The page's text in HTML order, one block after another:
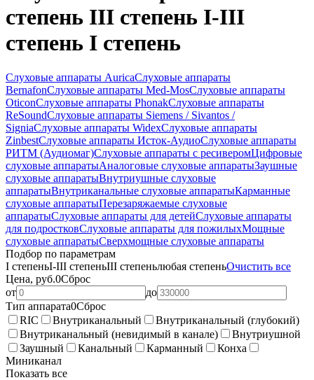
степень III степень I-III
степень I степень
Слуховые аппараты AuricaСлуховые аппараты
BernafonСлуховые аппараты Med-MosСлуховые аппараты
OticonСлуховые аппараты PhonakСлуховые аппараты
ReSoundСлуховые аппараты Siemens / Sivantos /
SigniaСлуховые аппараты WidexСлуховые аппараты
ZinbestСлуховые аппараты Исток-АудиоСлуховые аппараты
РИТМ (Аудиомаг)Слуховые аппараты с ресиверомЦифровые
слуховые аппаратыАналоговые слуховые аппаратыЗаушные
слуховые аппаратыВнутриушные слуховые
аппаратыВнутриканальные слуховые аппаратыКарманные
слуховые аппаратыПерезаряжаемые слуховые
аппаратыСлуховые аппараты для детейСлуховые аппараты
для подростковСлуховые аппараты для пожилыхМощные
слуховые аппаратыСверхмощные слуховые аппараты
Подбор по параметрам
I степеньI-III степеньIII степеньлюбая степеньОчистить все
Цена, руб.0Сброс
от
до
Тип аппарата0Сброс
RIC
Внутриканальный
Внутриканальный (глубокий)
Внутриканальный (невидимый в канале)
Внутриушной
Заушный
Канальный Карманный
Конха
Миниканал
Показать все